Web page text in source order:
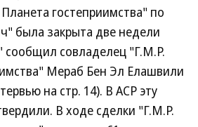
гостеприимства" по
была закрыта две недели
сообщил совладелец "Г.М.Р.
Мераб Бен Эл Елашвили
на стр. 14). В АСР эту
В ходе сделки "Г.М.Р.